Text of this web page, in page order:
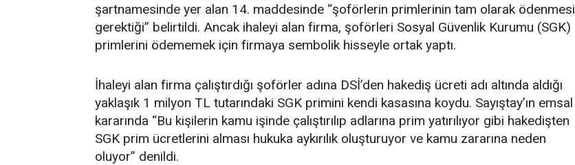
şartnamesinde yer alan 14. maddesinde “şoförlerin primlerinin tam olarak ödenmesi
gerektiği” belirtildi. Ancak ihaleyi alan firma, şoförleri Sosyal Güvenlik Kurumu (SGK)
primlerini ödememek için firmaya sembolik hisseyle ortak yaptı.
İhaleyi alan firma çalıştırdığı şoförler adına DSİ’den hakediş ücreti adı altında aldığı
yaklaşık 1 milyon TL tutarındaki SGK primini kendi kasasına koydu. Sayıştay’ın emsal
kararında “Bu kişilerin kamu işinde çalıştırılıp adlarına prim yatırılıyor gibi hakedişten
SGK prim ücretlerini alması hukuka aykırılık oluşturuyor ve kamu zararına neden
oluyor” denildi.